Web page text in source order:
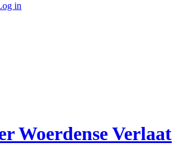
in
Woerdense Verlaat